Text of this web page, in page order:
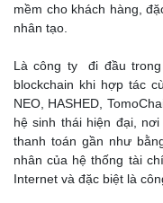
mềm cho khách hàng,
nhân tạo.
Là công ty đi đầu
blockchain khi hợp tác
NEO, HASHED,
hệ sinh thái hiện đại,
thanh toán gần như
nhân của hệ thống tài
Internet và đặc biệt là